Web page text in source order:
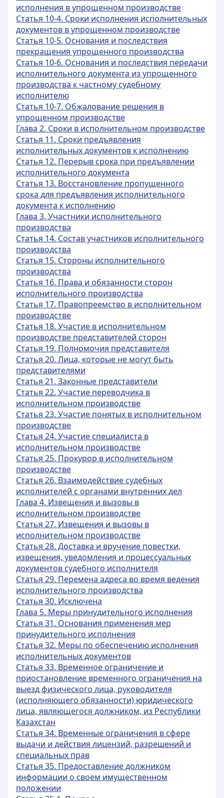
исполнения в упрощенном производстве
Статья 10-4. Сроки исполнения исполнительных
документов в упрощенном производстве
Статья 10-5. Основания и последствия
прекращения упрощенного производства
Статья 10-6. Основания и последствия передачи
исполнительного документа из упрощенного
производства к частному судебному
исполнителю
Статья 10-7. Обжалование решения в
упрощенном производстве
Глава 2. Сроки в исполнительном производстве
Статья 11. Сроки предъявления
исполнительных документов к исполнению
Статья 12. Перерыв срока при предъявлении
исполнительного документа
Статья 13. Восстановление пропущенного
срока для предъявления исполнительного
документа к исполнению
Глава 3. Участники исполнительного
производства
Статья 14. Состав участников исполнительного
производства
Статья 15. Стороны исполнительного
производства
Статья 16. Права и обязанности сторон
исполнительного производства
Статья 17. Правопреемство в исполнительном
производстве
Статья 18. Участие в исполнительном
производстве представителей сторон
Статья 19. Полномочия представителя
Статья 20. Лица, которые не могут быть
представителями
Статья 21. Законные представители
Статья 22. Участие переводчика в
исполнительном производстве
Статья 23. Участие понятых в исполнительном
производстве
Статья 24. Участие специалиста в
исполнительном производстве
Статья 25. Прокурор в исполнительном
производстве
Статья 26. Взаимодействие судебных
исполнителей с органами внутренних дел
Глава 4. Извещения и вызовы в
исполнительном производстве
Статья 27. Извещения и вызовы в
исполнительном производстве
Статья 28. Доставка и вручение повестки,
извещения, уведомления и процессуальных
документов судебного исполнителя
Статья 29. Перемена адреса во время ведения
исполнительного производства
Статья 30. Исключена
Глава 5. Меры принудительного исполнения
Статья 31. Основания применения мер
принудительного исполнения
Статья 32. Меры по обеспечению исполнения
исполнительных документов
Статья 33. Временное ограничение и
приостановление временного ограничения на
выезд физического лица, руководителя
(исполняющего обязанности) юридического
лица, являющегося должником, из Республики
Казахстан
Статья 34. Временные ограничения в сфере
выдачи и действия лицензий, разрешений и
специальных прав
Статья 35. Предоставление должником
информации о своем имущественном
положении